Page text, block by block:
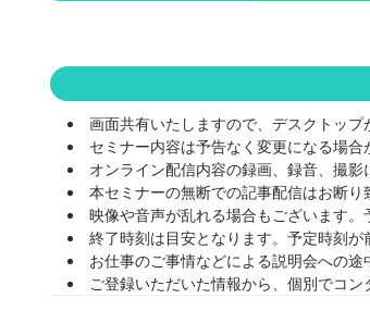
画面共有いたしますので、デスクトップ
セミナー内容は予告なく変更になる場合
オンライン配信内容の録画、録音、撮影
本セミナーの無断での記事配信はお断り
映像や音声が乱れる場合もございます。
終了時刻は目安となります。予定時刻が
お仕事のご事情などによる説明会への途
ご登録いただいた情報から、個別でコ